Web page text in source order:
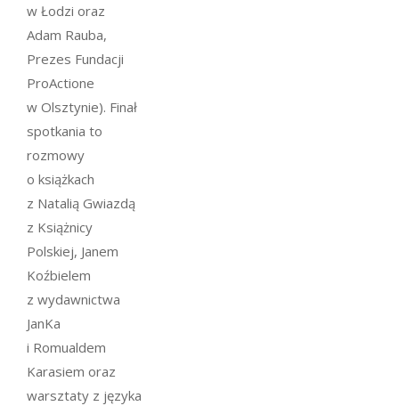
w Łodzi oraz
Adam Rauba,
Prezes Fundacji
ProActione
w Olsztynie). Finał
spotkania to
rozmowy
o książkach
z Natalią Gwiazdą
z Książnicy
Polskiej, Janem
Koźbielem
z wydawnictwa
JanKa
i Romualdem
Karasiem oraz
warsztaty z języka